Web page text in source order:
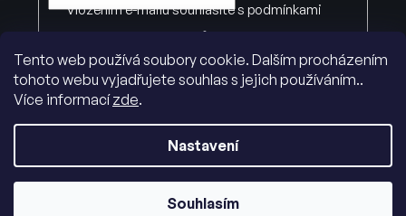
Tento web používá soubory cookie. Dalším procházením
tohoto webu vyjadřujete souhlas s jejich používáním..
Více informacízde.
Nastavení
Souhlasím
Vložením e-mailu souhlasíte s podmínkami
ochrany osobních údajů
PŘIHLÁSIT SE
Vytvořil Shoptet|Dostmedia